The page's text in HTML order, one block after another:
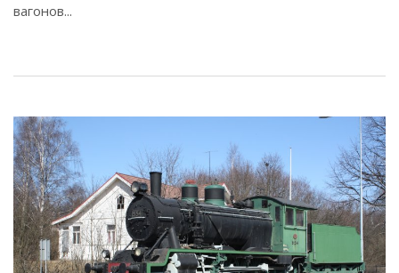
вагонов...